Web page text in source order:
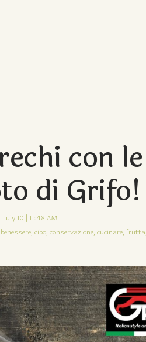
con
di Grifo!
July 10 | 11:48 AM
benessere, cibo, conservazione, cucinare, frutta,